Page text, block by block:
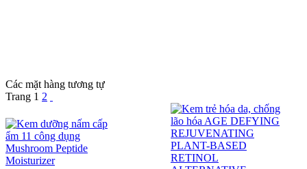
Các mặt hàng tương tự
Trang 1 2